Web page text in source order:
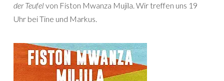
der Teufel von Fiston Mwanza Mujila. Wir treffen uns 19
Uhr bei Tine und Markus.